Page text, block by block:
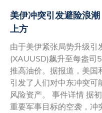
美伊冲突引发避险浪
上方
由于美伊紧张局势升级引
(XAUUSD)飙升至每盎司
推高油价。据报道，美国
引发了人们对中东冲突可
风险资产。 事件详情 据
重要军事目标的空袭，冲